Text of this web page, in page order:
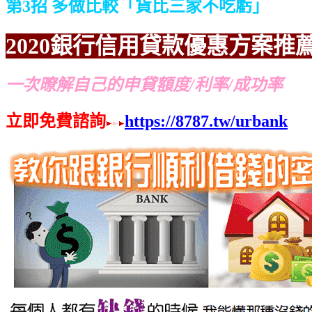
第3招 多做比較「貨比三家不吃虧」
2020銀行信用貸款優惠方案推
一次暸解自己的申貸額度/利率/成功率
立即免費諮詢
https://8787.tw/urbank